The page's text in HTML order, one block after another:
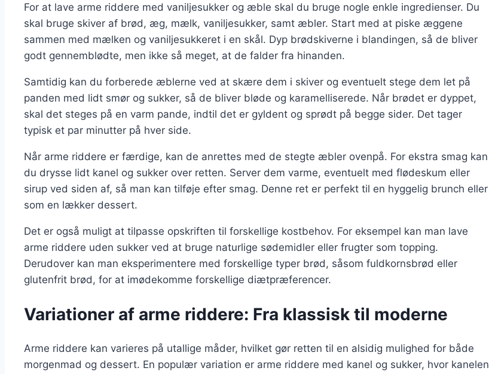
For at lave arme riddere med vaniljesukker og æble skal du bruge nogle enkle ingredienser. Du
skal bruge skiver af brød, æg, mælk, vaniljesukker, samt æbler. Start med at piske æggene
sammen med mælken og vaniljesukkeret i en skål. Dyp brødskiverne i blandingen, så de bliver
godt gennemblødte, men ikke så meget, at de falder fra hinanden.
Samtidig kan du forberede æblerne ved at skære dem i skiver og eventuelt stege dem let på
panden med lidt smør og sukker, så de bliver bløde og karamelliserede. Når brødet er dyppet,
skal det steges på en varm pande, indtil det er gyldent og sprødt på begge sider. Det tager
typisk et par minutter på hver side.
Når arme riddere er færdige, kan de anrettes med de stegte æbler ovenpå. For ekstra smag kan
du drysse lidt kanel og sukker over retten. Server dem varme, eventuelt med flødeskum eller
sirup ved siden af, så man kan tilføje efter smag. Denne ret er perfekt til en hyggelig brunch eller
som en lækker dessert.
Det er også muligt at tilpasse opskriften til forskellige kostbehov. For eksempel kan man lave
arme riddere uden sukker ved at bruge naturlige sødemidler eller frugter som topping.
Derudover kan man eksperimentere med forskellige typer brød, såsom fuldkornsbrød eller
glutenfrit brød, for at imødekomme forskellige diætpræferencer.
Variationer af arme riddere: Fra klassisk til moderne
Arme riddere kan varieres på utallige måder, hvilket gør retten til en alsidig mulighed for både
morgenmad og dessert. En populær variation er arme riddere med kanel og sukker, hvor kanelen